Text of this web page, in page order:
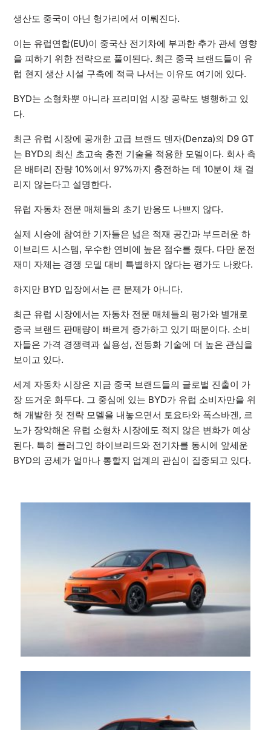
생산도 중국이 아닌 헝가리에서 이뤄진다.
이는 유럽연합(EU)이 중국산 전기차에 부과한 추가 관세 영향
을 피하기 위한 전략으로 풀이된다. 최근 중국 브랜드들이 유
럽 현지 생산 시설 구축에 적극 나서는 이유도 여기에 있다.
BYD는 소형차뿐 아니라 프리미엄 시장 공략도 병행하고 있
다.
최근 유럽 시장에 공개한 고급 브랜드 덴자(Denza)의 D9 GT
는 BYD의 최신 초고속 충전 기술을 적용한 모델이다. 회사 측
은 배터리 잔량 10%에서 97%까지 충전하는 데 10분이 채 걸
리지 않는다고 설명한다.
유럽 자동차 전문 매체들의 초기 반응도 나쁘지 않다.
실제 시승에 참여한 기자들은 넓은 적재 공간과 부드러운 하
이브리드 시스템, 우수한 연비에 높은 점수를 줬다. 다만 운전
재미 자체는 경쟁 모델 대비 특별하지 않다는 평가도 나왔다.
하지만 BYD 입장에서는 큰 문제가 아니다.
최근 유럽 시장에서는 자동차 전문 매체들의 평가와 별개로
중국 브랜드 판매량이 빠르게 증가하고 있기 때문이다. 소비
자들은 가격 경쟁력과 실용성, 전동화 기술에 더 높은 관심을
보이고 있다.
세계 자동차 시장은 지금 중국 브랜드들의 글로벌 진출이 가
장 뜨거운 화두다. 그 중심에 있는 BYD가 유럽 소비자만을 위
해 개발한 첫 전략 모델을 내놓으면서 토요타와 폭스바겐, 르
노가 장악해온 유럽 소형차 시장에도 적지 않은 변화가 예상
된다. 특히 플러그인 하이브리드와 전기차를 동시에 앞세운
BYD의 공세가 얼마나 통할지 업계의 관심이 집중되고 있다.